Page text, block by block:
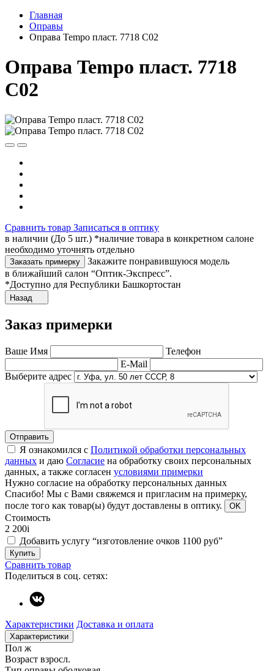
Главная
Оправы
Оправа Tempo пласт. 7718 С02
Оправа Tempo пласт. 7718
С02
Сравнить товар Записаться в оптику
в наличии (До 5 шт.) *наличие товара в конкретном салоне
необходимо уточнять отдельно
Заказать примерку
Закажите понравившуюся модель
в ближайший салон “Оптик-Экспресс”.
*Доступно для Республики Башкортостан
Назад
Заказ примерки
Ваше Имя
Телефон
E-Mail
Выберите адрес
Отправить
Я ознакомился с Политикой обработки персональных
данных и даю Согласие на обработку своих персональных
данных, а также согласен условиями примерки
Нужно согласие на обработку персональных данных
Спасибо! Мы с Вами свяжемся и пригласим на примерку,
после того как товар(ы) будут доставлены в оптику.
OK
Стоимость
2 200i
Добавить услугу “изготовление очков 1100 руб”
Купить
Сравнить товар
Поделиться в соц. сетях:
Характеристики Доставка и оплата
Характеристики
Пол ж
Возраст взросл.